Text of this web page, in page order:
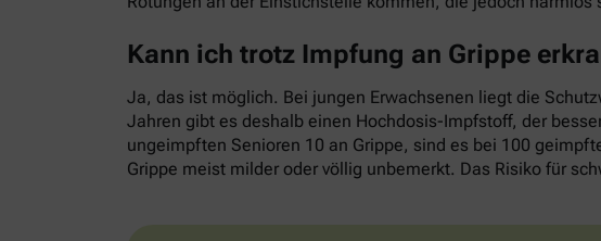
Kann ich trotz Impfung an Grippe
Ja, das ist möglich. Bei jungen Erwachsenen liegt die
Jahren gibt es deshalb einen Hochdosis-Impfstoff, der
ungeimpften Senioren 10 an Grippe, sind es bei 100
Grippe meist milder oder völlig unbemerkt. Das Risiko für